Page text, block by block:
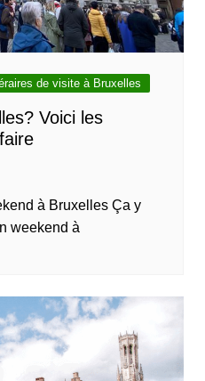
de visite à Bruxelles
Voici les
à Bruxelles Ça y
weekend à